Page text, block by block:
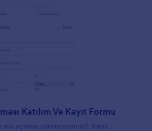
Katılım Ve Kayıt Formu
mu açmayı planlıyorsunuz? Yoksa